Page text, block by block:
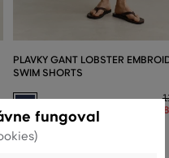
PLAVKY GANT LOBSTER
SWIM SHORTS
Dostupné veľkosti:
S , M L,
fungoval